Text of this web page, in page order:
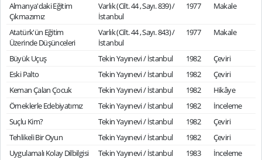
Almanya'daki Eğitim
Çıkmazımız
Varlık (Cilt. 44 , Sayı. 839) /
İstanbul
1977 Makale
Atatürk'ün Eğitim
Üzerinde Düşünceleri
Varlık (Cilt. 44 , Sayı. 843) /
İstanbul
1977 Makale
Büyük Uçuş Tekin Yayınevi / İstanbul 1982
Çeviri
Eski Palto
Tekin Yayınevi / İstanbul 1982
Çeviri
Keman Çalan Çocuk
Tekin Yayınevi / İstanbul 1982
Hikâye
Örneklerle Edebiyatımız
Tekin Yayınevi / İstanbul 1982
İnceleme
Suçlu Kim?
Tekin Yayınevi / İstanbul 1982
Çeviri
Tehlikeli Bir Oyun
Tekin Yayınevi / İstanbul 1982
Çeviri
Uygulamalı Kolay Dilbilgisi
Tekin Yayınevi / İstanbul 1983
İnceleme